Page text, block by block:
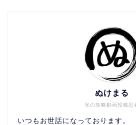
光の攻略動画投稿忍
ぬけまる
いつもお世話になっております。